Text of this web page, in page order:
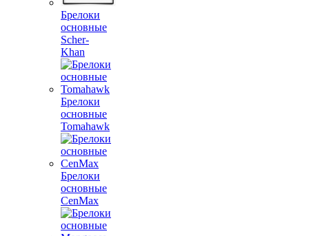
Брелоки
основные
Scher-
Khan
Брелоки
основные
Tomahawk
Брелоки
основные
CenMax